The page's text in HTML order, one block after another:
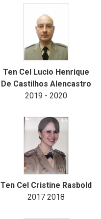
Ten Cel Lucio Henrique
De Castilhos Alencastro
2019 - 2020
Ten Cel Cristine Rasbold
2017 2018